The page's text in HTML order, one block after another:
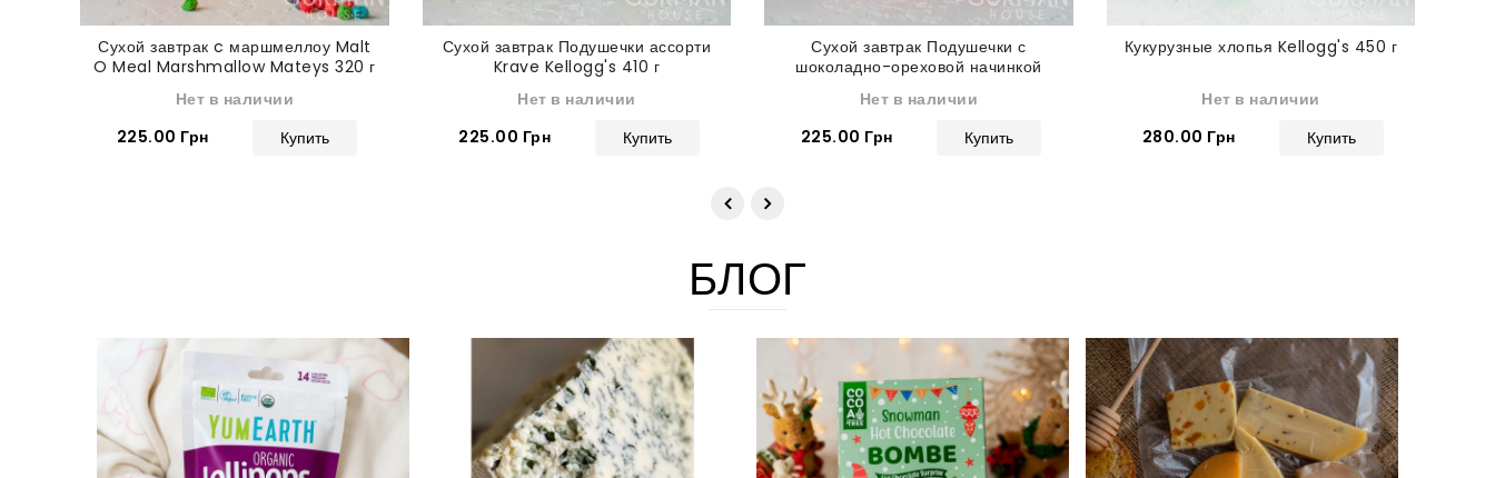
Сухой завтрак c маршмеллоу Malt
O Meal Marshmallow Mateys 320 г
Нет в наличии
225.00 Грн
Купить
Сухой завтрак Подушечки ассорти
Krave Kellogg's 410 г
Нет в наличии
225.00 Грн
Купить
Сухой завтрак Подушечки с
шоколадно-ореховой начинкой
Нет в наличии
225.00 Грн
Купить
Кукурузные хлопья Kellogg's 450 г
Нет в наличии
280.00 Грн
Купить
БЛОГ